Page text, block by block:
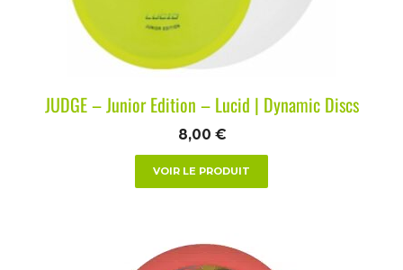
JUDGE – Junior Edition – Lucid | Dynamic Discs
8,00 €
VOIR LE PRODUIT